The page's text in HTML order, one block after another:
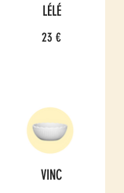
LÉLÉ
23 €
VINC